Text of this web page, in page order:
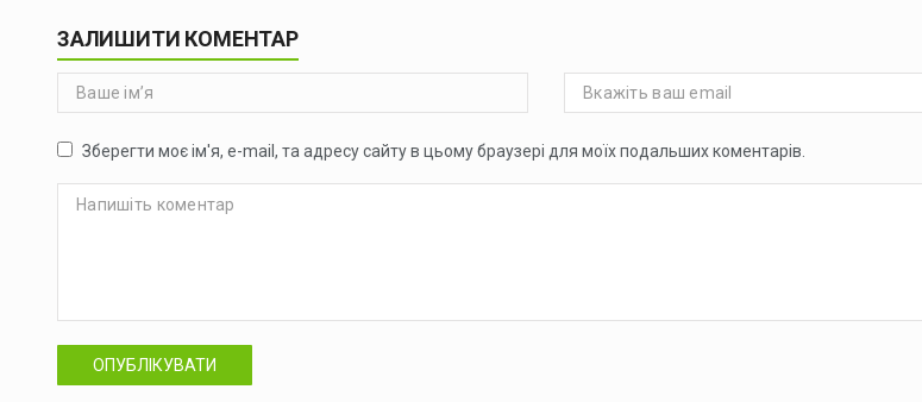
ЗАЛИШИТИ КОМЕНТАР
Зберегти моє ім'я, e-mail, та адресу сайту в цьому браузері для моїх подальших коментарів.
ОПУБЛІКУВАТИ